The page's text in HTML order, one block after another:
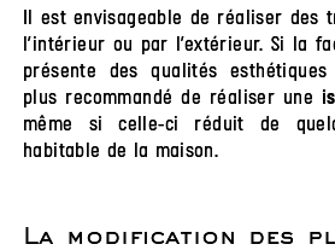
Il est envisageable de réaliser des
l’intérieur ou par l’extérieur. Si la
présente des qualités
plus recommandé de réaliser une
même si celle-ci réduit de
habitable de la maison.
La modification des